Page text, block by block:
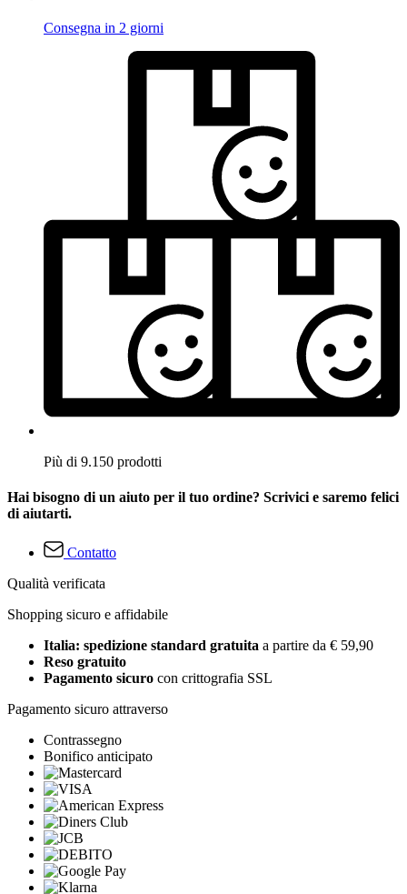
Consegna in 2 giorni
Più di 9.150 prodotti
Hai bisogno di un aiuto per il tuo ordine? Scrivici e saremo felici
di aiutarti.
Contatto
Qualità verificata
Shopping sicuro e affidabile
Italia: spedizione standard gratuita a partire da € 59,90
Reso gratuito
Pagamento sicuro con crittografia SSL
Pagamento sicuro attraverso
Contrassegno
Bonifico anticipato